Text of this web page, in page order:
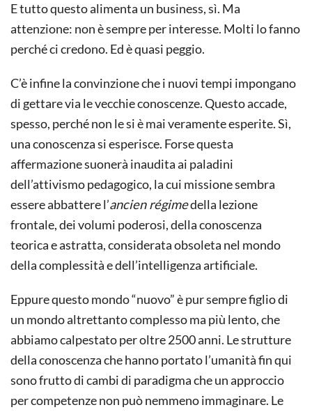
E tutto questo alimenta un business, sì. Ma
attenzione: non è sempre per interesse. Molti lo fanno
perché ci credono. Ed è quasi peggio.
C’è infine la convinzione che i nuovi tempi impongano
di gettare via le vecchie conoscenze. Questo accade,
spesso, perché non le si è mai veramente esperite. Sì,
una conoscenza si esperisce. Forse questa
affermazione suonerà inaudita ai paladini
dell’attivismo pedagogico, la cui missione sembra
essere abbattere l’ancien régimedella lezione
frontale, dei volumi poderosi, della conoscenza
teorica e astratta, considerata obsoleta nel mondo
della complessità e dell’intelligenza artificiale.
Eppure questo mondo “nuovo” è pur sempre figlio di
un mondo altrettanto complesso ma più lento, che
abbiamo calpestato per oltre 2500 anni. Le strutture
della conoscenza che hanno portato l’umanità fin qui
sono frutto di cambi di paradigma che un approccio
per competenze non può nemmeno immaginare. Le